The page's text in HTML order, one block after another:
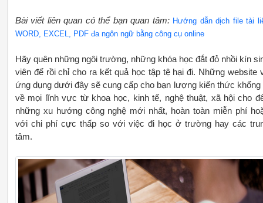
Bài viết liên quan có thể bạn quan tâm: Hướng dẫn dịch file tài
WORD, EXCEL, PDF đa ngôn ngữ bằng công cụ online
Hãy quên những ngôi trường, những khóa học đắt đỏ nhồi kín
viên để rồi chỉ cho ra kết quả học tập tệ hại đi. Những website
ứng dụng dưới đây sẽ cung cấp cho bạn lượng kiến thức khổng
về mọi lĩnh vực từ khoa học, kinh tế, nghệ thuật, xã hội cho
những xu hướng công nghệ mới nhất, hoàn toàn miễn phí
với chi phí cực thấp so với việc đi học ở trường hay các
tâm.